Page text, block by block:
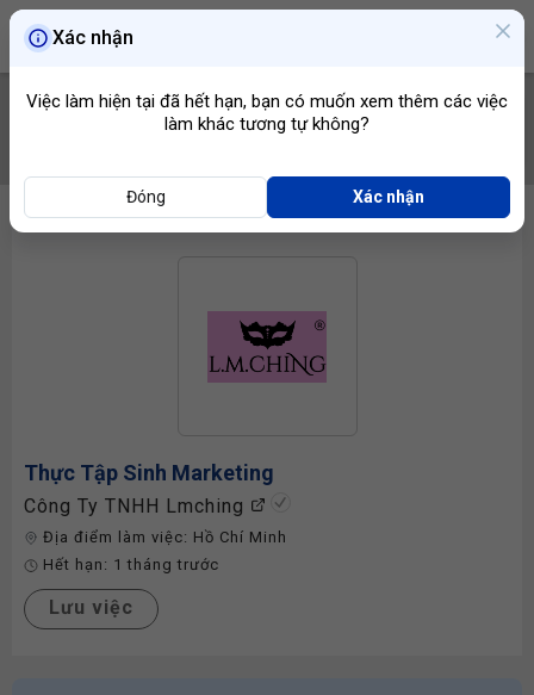
Thực Tập Sinh Marketing
Công Ty TNHH Lmching
Địa điểm làm việc: Hồ Chí Minh
Hết hạn: 1 tháng trước
Lưu việc
Xác nhận
Việc làm hiện tại đã hết hạn, bạn có muốn xem thêm các việc
làm khác tương tự không?
Đóng Xác nhận